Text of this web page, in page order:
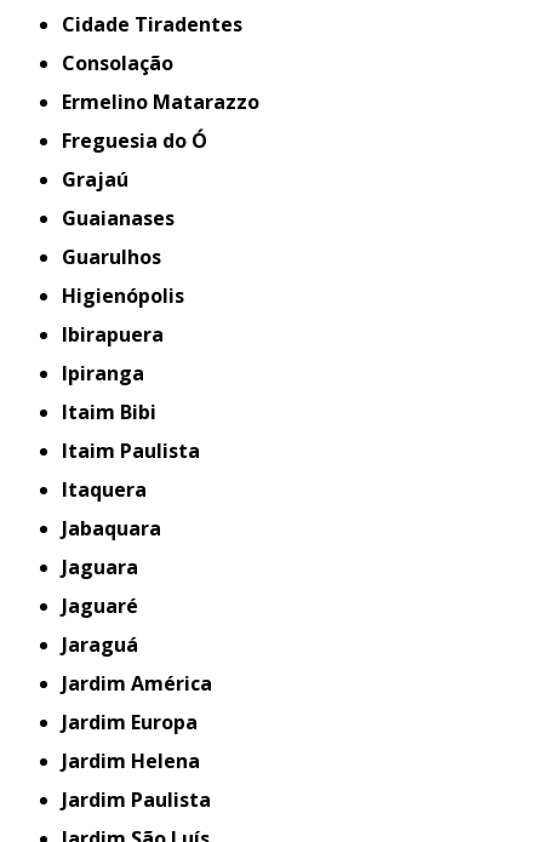
Cidade Tiradentes
Consolação
Ermelino Matarazzo
Freguesia do Ó
Grajaú
Guaianases
Guarulhos
Higienópolis
Ibirapuera
Ipiranga
Itaim Bibi
Itaim Paulista
Itaquera
Jabaquara
Jaguara
Jaguaré
Jaraguá
Jardim América
Jardim Europa
Jardim Helena
Jardim Paulista